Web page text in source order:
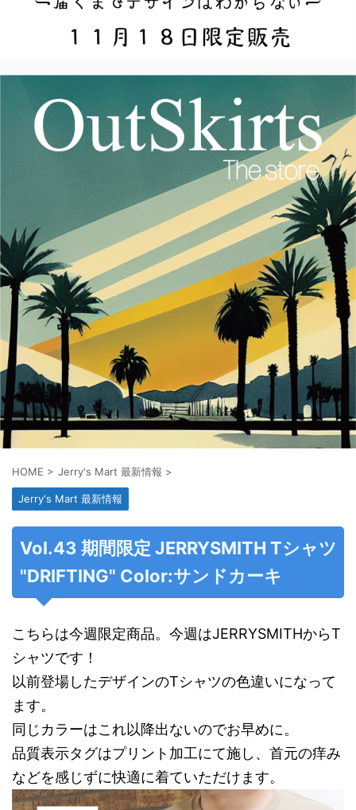
HOME > Jerry's Mart 最新情報 >
Jerry's Mart 最新情報
Vol.43 期間限定 JERRYSMITH Tシャツ
"DRIFTING" Color:サンドカーキ
こちらは今週限定商品。今週はJERRYSMITHからT
シャツです！
以前登場したデザインのTシャツの色違いになって
ます。
同じカラーはこれ以降出ないのでお早めに。
品質表示タグはプリント加工にて施し、首元の痒み
などを感じずに快適に着ていただけます。